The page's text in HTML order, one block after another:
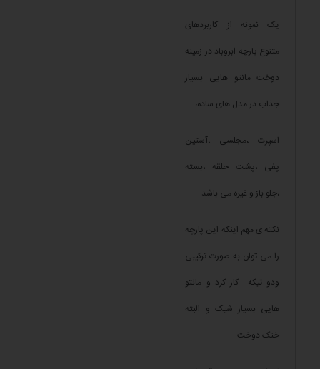
یک نمونه از کاربردهای
متنوع پارچه ابروباد در زمینه
دوخت مانتو هایی بسیار
جذاب در مدل های ساده،
اسپرت ،مجلسی ،آستین
پفی ،پشت حلقه ،بسته
،جلو باز و غیره می باشد.
نکته ی مهم اینکه این پارچه
را می توان به صورت ترکیبی
ودو تیکه کار کرد و مانتو
هایی بسیار شیک و البته
خنک دوخت.